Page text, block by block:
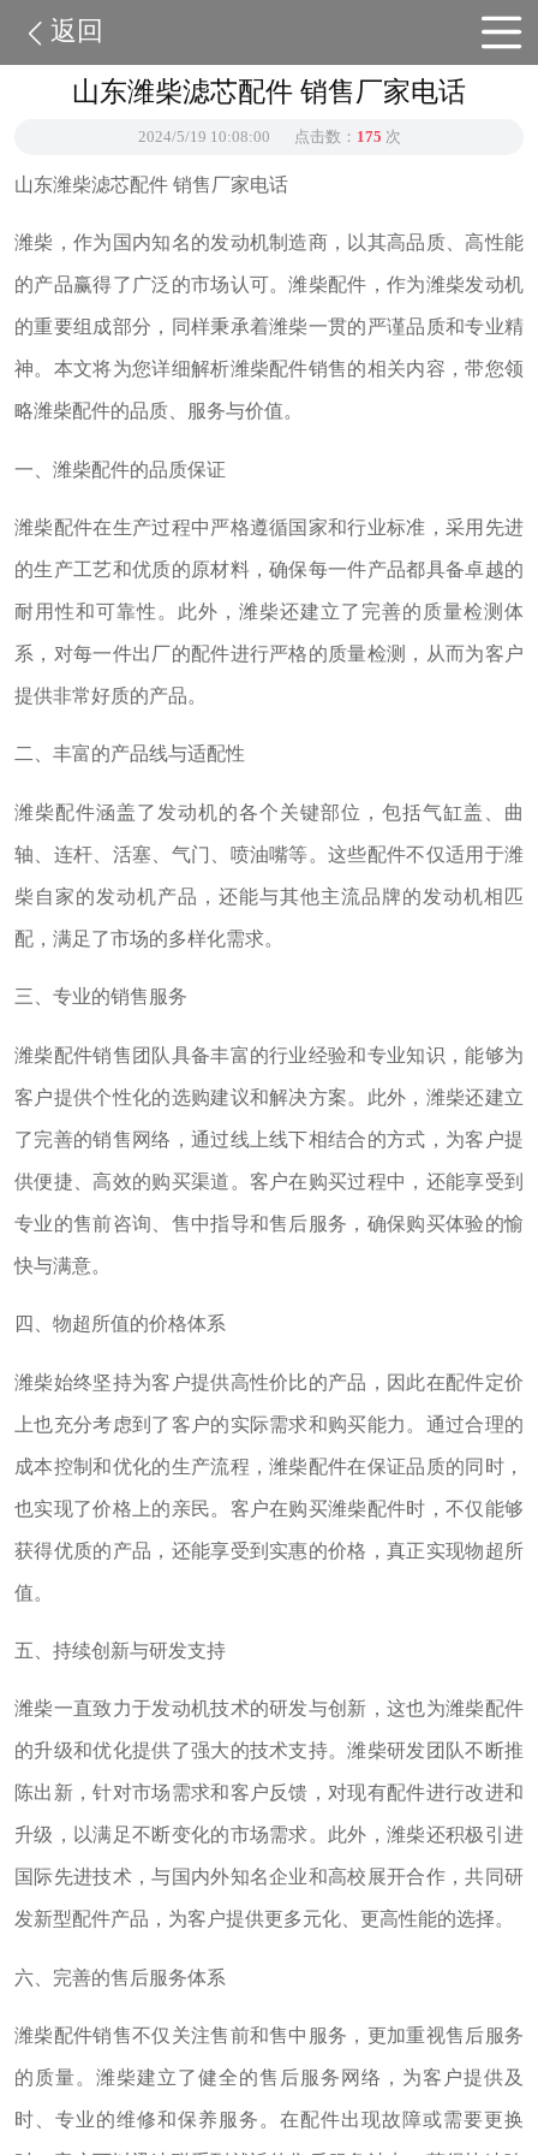
返回
山东潍柴滤芯配件 销售厂家电话
2024/5/19 10:08:00 点击数： 175 次
山东潍柴滤芯配件 销售厂家电话
潍柴，作为国内知名的发动机制造商，以其高品质、高性能
的产品赢得了广泛的市场认可。潍柴配件，作为潍柴发动机
的重要组成部分，同样秉承着潍柴一贯的严谨品质和专业精
神。本文将为您详细解析潍柴配件销售的相关内容，带您领
略潍柴配件的品质、服务与价值。
一、潍柴配件的品质保证
潍柴配件在生产过程中严格遵循国家和行业标准，采用先进
的生产工艺和优质的原材料，确保每一件产品都具备卓越的
耐用性和可靠性。此外，潍柴还建立了完善的质量检测体
系，对每一件出厂的配件进行严格的质量检测，从而为客户
提供非常好质的产品。
二、丰富的产品线与适配性
潍柴配件涵盖了发动机的各个关键部位，包括气缸盖、曲
轴、连杆、活塞、气门、喷油嘴等。这些配件不仅适用于潍
柴自家的发动机产品，还能与其他主流品牌的发动机相匹
配，满足了市场的多样化需求。
三、专业的销售服务
潍柴配件销售团队具备丰富的行业经验和专业知识，能够为
客户提供个性化的选购建议和解决方案。此外，潍柴还建立
了完善的销售网络，通过线上线下相结合的方式，为客户提
供便捷、高效的购买渠道。客户在购买过程中，还能享受到
专业的售前咨询、售中指导和售后服务，确保购买体验的愉
快与满意。
四、物超所值的价格体系
潍柴始终坚持为客户提供高性价比的产品，因此在配件定价
上也充分考虑到了客户的实际需求和购买能力。通过合理的
成本控制和优化的生产流程，潍柴配件在保证品质的同时，
也实现了价格上的亲民。客户在购买潍柴配件时，不仅能够
获得优质的产品，还能享受到实惠的价格，真正实现物超所
值。
五、持续创新与研发支持
潍柴一直致力于发动机技术的研发与创新，这也为潍柴配件
的升级和优化提供了强大的技术支持。潍柴研发团队不断推
陈出新，针对市场需求和客户反馈，对现有配件进行改进和
升级，以满足不断变化的市场需求。此外，潍柴还积极引进
国际先进技术，与国内外知名企业和高校展开合作，共同研
发新型配件产品，为客户提供更多元化、更高性能的选择。
六、完善的售后服务体系
潍柴配件销售不仅关注售前和售中服务，更加重视售后服务
的质量。潍柴建立了健全的售后服务网络，为客户提供及
时、专业的维修和保养服务。在配件出现故障或需要更换